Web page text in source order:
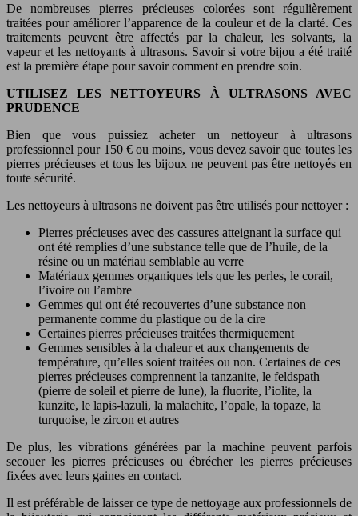
De nombreuses pierres précieuses colorées sont régulièrement
traitées pour améliorer l’apparence de la couleur et de la clarté. Ces
traitements peuvent être affectés par la chaleur, les solvants, la
vapeur et les nettoyants à ultrasons. Savoir si votre bijou a été traité
est la première étape pour savoir comment en prendre soin.
UTILISEZ LES NETTOYEURS À ULTRASONS AVEC
PRUDENCE
Bien que vous puissiez acheter un nettoyeur à ultrasons
professionnel pour 150 € ou moins, vous devez savoir que toutes les
pierres précieuses et tous les bijoux ne peuvent pas être nettoyés en
toute sécurité.
Les nettoyeurs à ultrasons ne doivent pas être utilisés pour nettoyer :
Pierres précieuses avec des cassures atteignant la surface qui
ont été remplies d’une substance telle que de l’huile, de la
résine ou un matériau semblable au verre
Matériaux gemmes organiques tels que les perles, le corail,
l’ivoire ou l’ambre
Gemmes qui ont été recouvertes d’une substance non
permanente comme du plastique ou de la cire
Certaines pierres précieuses traitées thermiquement
Gemmes sensibles à la chaleur et aux changements de
température, qu’elles soient traitées ou non. Certaines de ces
pierres précieuses comprennent la tanzanite, le feldspath
(pierre de soleil et pierre de lune), la fluorite, l’iolite, la
kunzite, le lapis-lazuli, la malachite, l’opale, la topaze, la
turquoise, le zircon et autres
De plus, les vibrations générées par la machine peuvent parfois
secouer les pierres précieuses ou ébrécher les pierres précieuses
fixées avec leurs gaines en contact.
Il est préférable de laisser ce type de nettoyage aux professionnels de